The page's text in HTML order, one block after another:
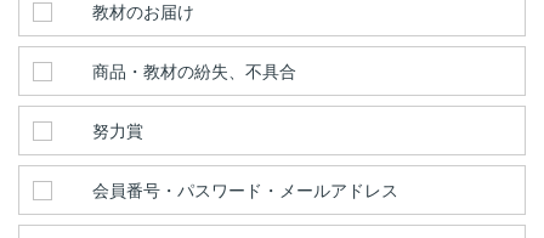
教材のお届け
商品・教材の紛失、不具合
努力賞
会員番号・パスワード・メールアドレス